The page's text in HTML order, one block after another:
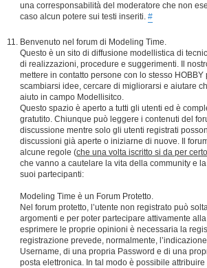
una corresponsabilità del moderatore che non
caso alcun potere sui testi inseriti. #
Benvenuto nel forum di Modeling Time.
Questo è un sito di diffusione modellistica di
di realizzazioni, procedure e suggerimenti. Il
mettere in contatto persone con lo stesso HOBBY
scambiarsi idee, cercare di migliorarsi e aiutare
aiuto in campo Modellisitco.
Questo spazio è aperto a tutti gli utenti ed è
gratutito. Chiunque può leggere i contenuti del
discussione mentre solo gli utenti registrati
discussioni già aperte o iniziarne di nuove. Il
alcune regole (che una volta iscritto si da per
che vanno a cautelare la vita della community e
suoi partecipanti:
Modeling Time è un Forum Protetto.
Nel forum protetto, l’utente non registrato può
argomenti e per poter partecipare attivamente
esprimere le proprie opinioni è necessaria la
registrazione prevede, normalmente,
Username, di una propria Password e di una
posta elettronica. In tal modo è possibile